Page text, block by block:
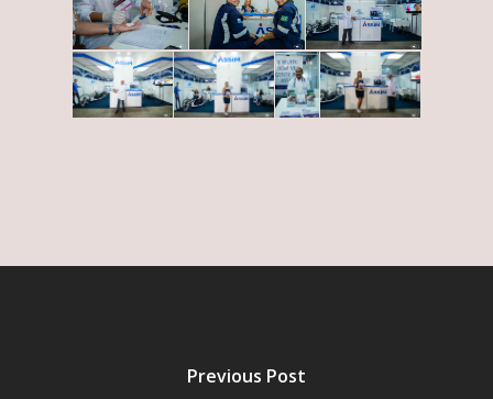
Previous Post